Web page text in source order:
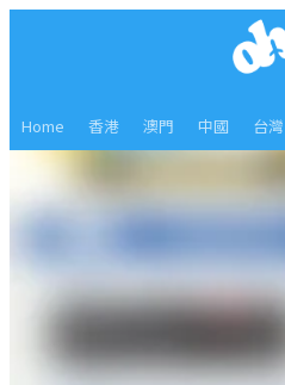
Home 香港 澳門 中國 台灣